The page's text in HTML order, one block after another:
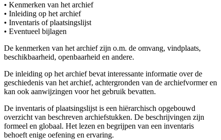
• Kenmerken van het archief
• Inleiding op het archief
• Inventaris of plaatsingslijst
• Eventueel bijlagen
De kenmerken van het archief zijn o.m. de omvang, vindplaats,
beschikbaarheid, openbaarheid en andere.
De inleiding op het archief bevat interessante informatie over de
geschiedenis van het archief, achtergronden van de archiefvormer en
kan ook aanwijzingen voor het gebruik bevatten.
De inventaris of plaatsingslijst is een hiërarchisch opgebouwd
overzicht van beschreven archiefstukken. De beschrijvingen zijn
formeel en globaal. Het lezen en begrijpen van een inventaris
behoeft enige oefening en ervaring.